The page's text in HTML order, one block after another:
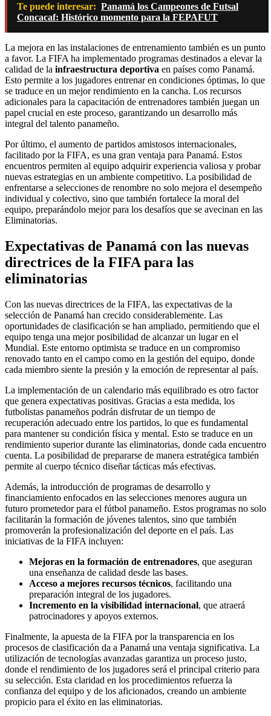
Te puede interesar: Panamá los Campeones de Futsal
Concacaf: Histórico momento para la FEPAFUT
La mejora en las instalaciones de entrenamiento también es un punto
a favor. La FIFA ha implementado programas destinados a elevar la
calidad de la infraestructura deportiva en países como Panamá.
Esto permite a los jugadores entrenar en condiciones óptimas, lo que
se traduce en un mejor rendimiento en la cancha. Los recursos
adicionales para la capacitación de entrenadores también juegan un
papel crucial en este proceso, garantizando un desarrollo más
integral del talento panameño.
Por último, el aumento de partidos amistosos internacionales,
facilitado por la FIFA, es una gran ventaja para Panamá. Estos
encuentros permiten al equipo adquirir experiencia valiosa y probar
nuevas estrategias en un ambiente competitivo. La posibilidad de
enfrentarse a selecciones de renombre no solo mejora el desempeño
individual y colectivo, sino que también fortalece la moral del
equipo, preparándolo mejor para los desafíos que se avecinan en las
Eliminatorias.
Expectativas de Panamá con las nuevas
directrices de la FIFA para las
eliminatorias
Con las nuevas directrices de la FIFA, las expectativas de la
selección de Panamá han crecido considerablemente. Las
oportunidades de clasificación se han ampliado, permitiendo que el
equipo tenga una mejor posibilidad de alcanzar un lugar en el
Mundial. Este entorno optimista se traduce en un compromiso
renovado tanto en el campo como en la gestión del equipo, donde
cada miembro siente la presión y la emoción de representar al país.
La implementación de un calendario más equilibrado es otro factor
que genera expectativas positivas. Gracias a esta medida, los
futbolistas panameños podrán disfrutar de un tiempo de
recuperación adecuado entre los partidos, lo que es fundamental
para mantener su condición física y mental. Esto se traduce en un
rendimiento superior durante las eliminatorias, donde cada encuentro
cuenta. La posibilidad de prepararse de manera estratégica también
permite al cuerpo técnico diseñar tácticas más efectivas.
Además, la introducción de programas de desarrollo y
financiamiento enfocados en las selecciones menores augura un
futuro prometedor para el fútbol panameño. Estos programas no solo
facilitarán la formación de jóvenes talentos, sino que también
promoverán la profesionalización del deporte en el país. Las
iniciativas de la FIFA incluyen:
Mejoras en la formación de entrenadores, que aseguran
una enseñanza de calidad desde las bases.
Acceso a mejores recursos técnicos, facilitando una
preparación integral de los jugadores.
Incremento en la visibilidad internacional, que atraerá
patrocinadores y apoyos externos.
Finalmente, la apuesta de la FIFA por la transparencia en los
procesos de clasificación da a Panamá una ventaja significativa. La
utilización de tecnologías avanzadas garantiza un proceso justo,
donde el rendimiento de los jugadores será el principal criterio para
su selección. Esta claridad en los procedimientos refuerza la
confianza del equipo y de los aficionados, creando un ambiente
propicio para el éxito en las eliminatorias.